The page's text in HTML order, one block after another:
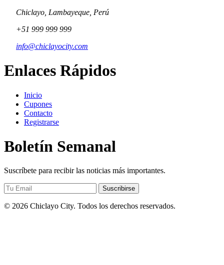
Chiclayo, Lambayeque, Perú
+51 999 999 999
info@chiclayocity.com
Enlaces Rápidos
Inicio
Cupones
Contacto
Registrarse
Boletín Semanal
Suscríbete para recibir las noticias más importantes.
Suscribirse
© 2026 Chiclayo City. Todos los derechos reservados.